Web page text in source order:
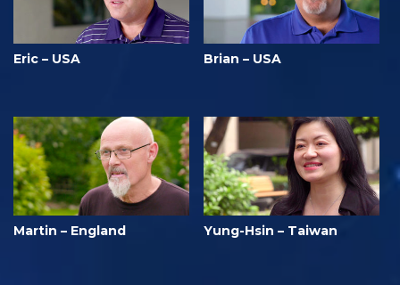
Eric – USA Brian – USA
Martin – England Yung-Hsin – Taiwan